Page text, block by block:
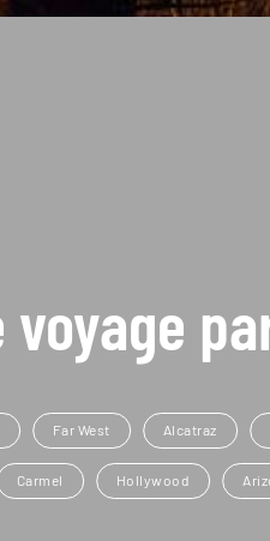
voyage
Far West Alcatraz
Carmel Hollywood